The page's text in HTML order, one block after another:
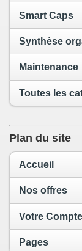
Smart Caps
Synthèse
Maintenance
Toutes les
Plan du site
Accueil
Nos offres
Votre Compte
Pages